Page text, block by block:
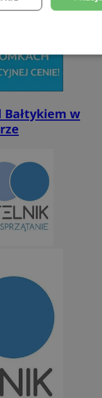
Bałtykiem w
Targetowanie
z podstawowych
kontem. Bez
internetowej.
orzesze.com.pl
YouTube
.youtube.com